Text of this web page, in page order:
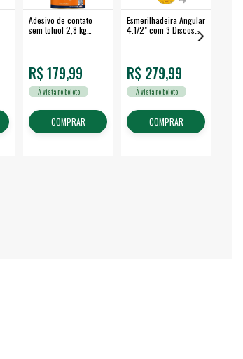
Adesivo de contato
sem toluol 2,8 kg
R$ 179,99
À vista no boleto
COMPRAR
Esmerilhadeira Angular
4.1/2" com 3 Discos
R$ 279,99
À vista no boleto
COMPRAR